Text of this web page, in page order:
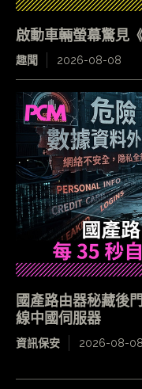
啟動車輛螢幕驚見
趣聞 2026-08-08
國產路由器秘藏後
線中國伺服器
資訊保安 2026-08-08